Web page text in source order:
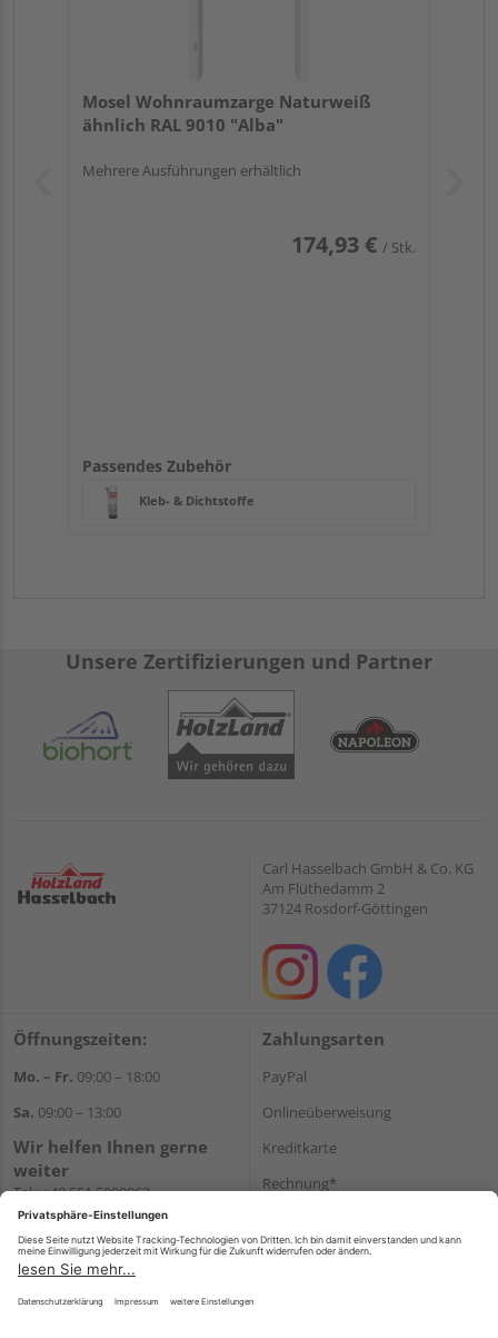
Mosel Wohnraumzarge Naturweiß
ähnlich RAL 9010 "Alba"
Mehrere Ausführungen erhältlich
174,93 € / Stk.
Passendes Zubehör
Kleb- & Dichtstoffe
Unsere Zertifizierungen und Partner
Carl Hasselbach GmbH & Co. KG
Am Flüthedamm 2
37124 Rosdorf-Göttingen
Öffnungszeiten:
Mo. – Fr. 09:00 – 18:00
Sa. 09:00 – 13:00
Wir helfen Ihnen gerne
weiter
Tel.:+49 551 5009963
E-Mail:shop@holzland-
hasselbach.de
Zahlungsarten
PayPal
Onlineüberweisung
Kreditkarte
Rechnung*
Versand